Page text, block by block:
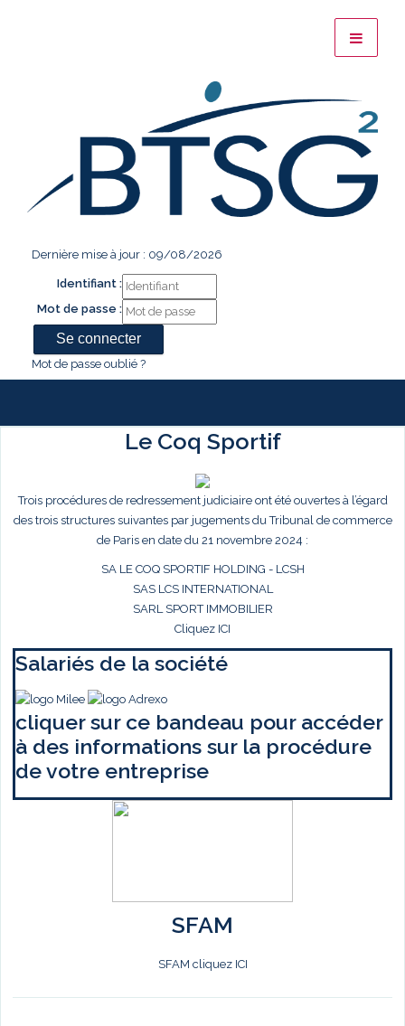
Dernière mise à jour : 09/08/2026
Identifiant :
Mot de passe :
Mot de passe oublié ?
Le Coq Sportif
Trois procédures de redressement judiciaire ont été ouvertes à l’égard
des trois structures suivantes par jugements du Tribunal de commerce
de Paris en date du 21 novembre 2024 :
SA LE COQ SPORTIF HOLDING - LCSH
SAS LCS INTERNATIONAL
SARL SPORT IMMOBILIER
Cliquez ICI
Salariés de la société
cliquer sur ce bandeau pour accéder
à des informations sur la procédure
de votre entreprise
SFAM
SFAM cliquez ICI